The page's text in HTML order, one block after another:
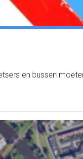
en bussen